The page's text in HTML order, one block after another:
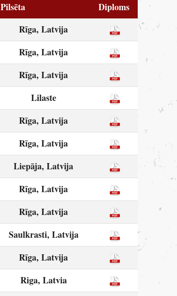
Pilsēta
Diploms
Rīga, Latvija
Rīga, Latvija
Rīga, Latvija
Lilaste
Rīga, Latvija
Rīga, Latvija
Liepāja, Latvija
Rīga, Latvija
Rīga, Latvija
Saulkrasti, Latvija
Rīga, Latvija
Riga, Latvia